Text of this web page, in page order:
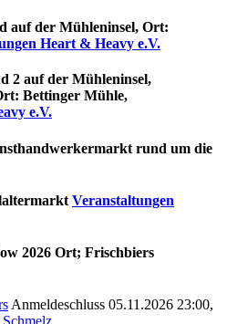
auf der Mühleninsel, Ort:
Heart & Heavy e.V.
2 auf der Mühleninsel,
Bettinger Mühle,
e.V.
rund um die
Veranstaltungen
2026 Ort; Frischbiers
Anmeldeschluss 05.11.2026 23:00,